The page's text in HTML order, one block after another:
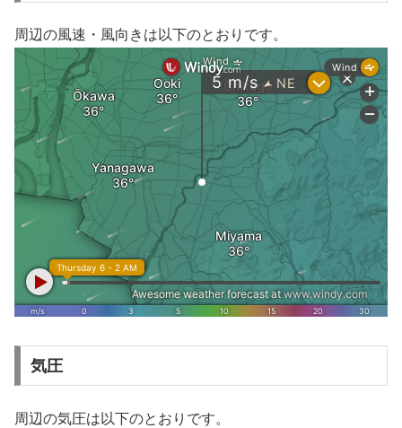
周辺の風速・風向きは以下のとおりです。
気圧
周辺の気圧は以下のとおりです。